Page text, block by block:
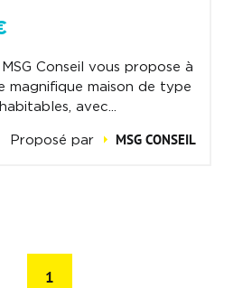
Conseil vous propose à
magnifique maison de type
avec...
Proposé par MSG CONSEIL
1